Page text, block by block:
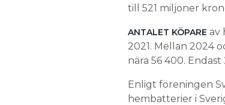
till 521 miljoner
ANTALET KÖPARE av
2021. Mellan 2024
nära 56 400.
Enligt föreningen
hembatterier i